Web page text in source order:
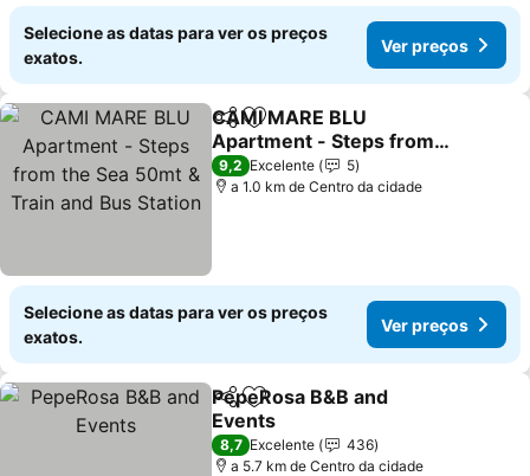
Selecione as datas para ver os preços
exatos.
Ver preços
PartilharAdicionar aos favoritos
CAMI MARE BLU
Apartment - Steps from
the Sea 50mt & Train and
Bus Station
Ver preços
9,2 Excelente
5
a 1.0 km de Centro da cidade
Selecione as datas para ver os preços
exatos.
Ver preços
PartilharAdicionar aos favoritos
PepeRosa B&B and
Events
Ver preços
8,7 Excelente
436
a 5.7 km de Centro da cidade